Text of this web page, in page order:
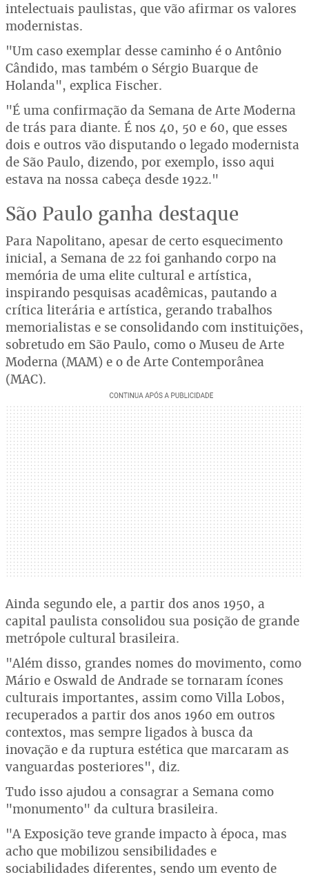
intelectuais paulistas, que vão afirmar os valores
modernistas.
"Um caso exemplar desse caminho é o Antônio
Cândido, mas também o Sérgio Buarque de
Holanda", explica Fischer.
"É uma confirmação da Semana de Arte Moderna
de trás para diante. É nos 40, 50 e 60, que esses
dois e outros vão disputando o legado modernista
de São Paulo, dizendo, por exemplo, isso aqui
estava na nossa cabeça desde 1922."
São Paulo ganha destaque
Para Napolitano, apesar de certo esquecimento
inicial, a Semana de 22 foi ganhando corpo na
memória de uma elite cultural e artística,
inspirando pesquisas acadêmicas, pautando a
crítica literária e artística, gerando trabalhos
memorialistas e se consolidando com instituições,
sobretudo em São Paulo, como o Museu de Arte
Moderna (MAM) e o de Arte Contemporânea
(MAC).
Ainda segundo ele, a partir dos anos 1950, a
capital paulista consolidou sua posição de grande
metrópole cultural brasileira.
"Além disso, grandes nomes do movimento, como
Mário e Oswald de Andrade se tornaram ícones
culturais importantes, assim como Villa Lobos,
recuperados a partir dos anos 1960 em outros
contextos, mas sempre ligados à busca da
inovação e da ruptura estética que marcaram as
vanguardas posteriores", diz.
Tudo isso ajudou a consagrar a Semana como
"monumento" da cultura brasileira.
"A Exposição teve grande impacto à época, mas
acho que mobilizou sensibilidades e
sociabilidades diferentes, sendo um evento de